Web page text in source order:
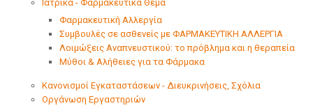
Ιατρικά - Φαρμακευτικά Θέμα
Φαρμακευτική Αλλεργία
Συμβουλές σε ασθενείς με ΦΑΡΜΑΚΕΥΤΙΚΗ ΑΛΛΕΡΓΙΑ
Λοιμώξεις Αναπνευστικού: το πρόβλημα και η θεραπεία
Μύθοι & Αλήθειες για τα Φάρμακα
Κανονισμοί Εγκαταστάσεων - Διευκρινήσεις, Σχόλια
Οργάνωση Εργαστηριών